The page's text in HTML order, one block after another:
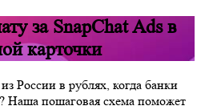
за SnapChat Ads в
карточки
России в рублях, когда банки
Наша пошаговая схема поможет